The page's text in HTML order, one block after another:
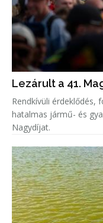
Lezárult a 41.
Rendkívüli
hatalmas jármű- és
Nagydíjat.